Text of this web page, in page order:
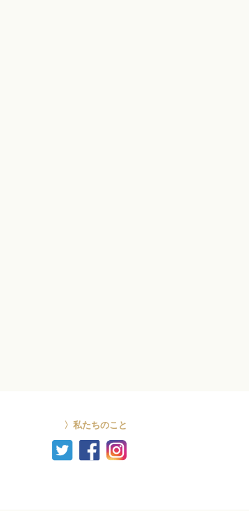
〉私たちのこと